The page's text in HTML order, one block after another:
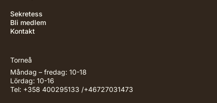
Sekretess
Bli medlem
Kontakt
Torneå
Måndag – fredag: 10-18
Lördag: 10-16
Tel: +358 400295133 /+46727031473